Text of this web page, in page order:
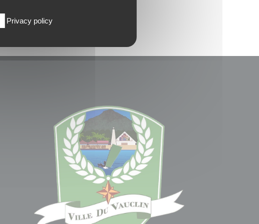
Privacy policy